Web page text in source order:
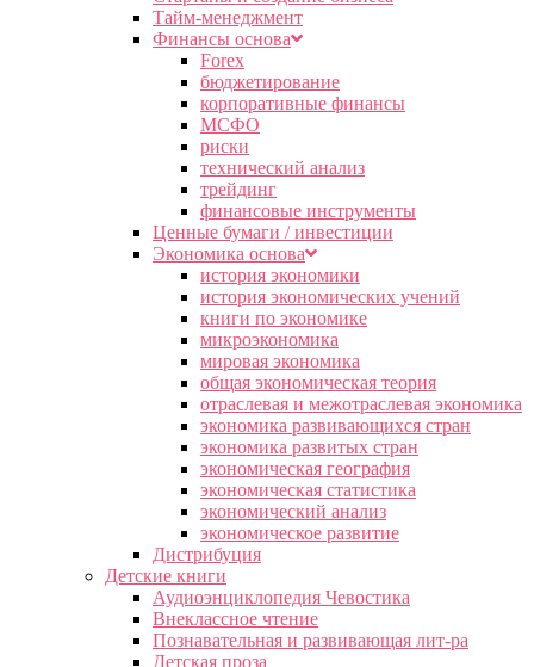
Тайм-менеджмент
Финансы основа
Forex
бюджетирование
корпоративные финансы
МСФО
риски
технический анализ
трейдинг
финансовые инструменты
Ценные бумаги / инвестиции
Экономика основа
история экономики
история экономических учений
книги по экономике
микроэкономика
мировая экономика
общая экономическая теория
отраслевая и межотраслевая экономика
экономика развивающихся стран
экономика развитых стран
экономическая география
экономическая статистика
экономический анализ
экономическое развитие
Дистрибуция
Детские книги
Аудиоэнциклопедия Чевостика
Внеклассное чтение
Познавательная и развивающая лит-ра
Детская проза